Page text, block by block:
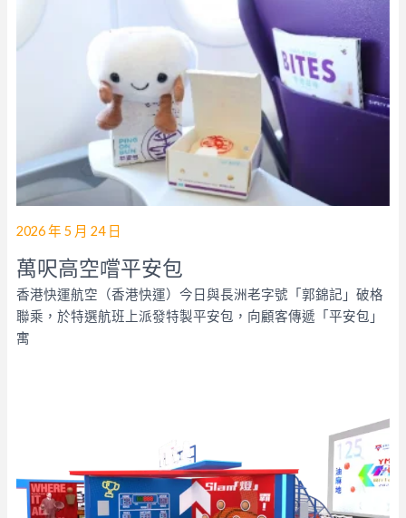
2026 年 5 月 24 日
萬呎高空嚐平安包
香港快運航空（香港快運）今日與長洲老字號「郭錦記」破格
聯乘，於特選航班上派發特製平安包，向顧客傳遞「平安包」
寓